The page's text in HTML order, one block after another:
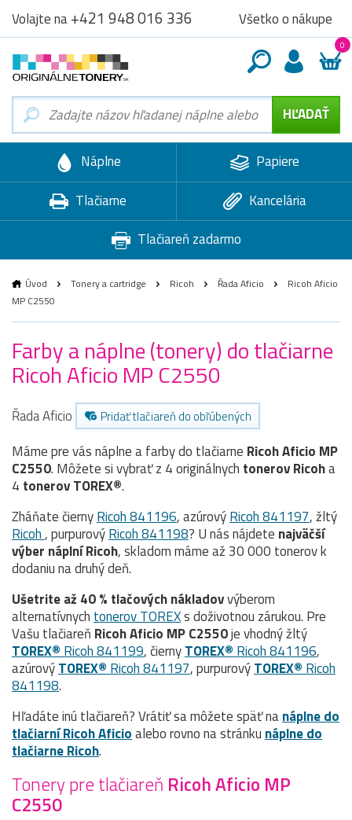
Volajte na+421 948 016 336 Všetko o nákupe
0
Náplne
Papiere
Tlačiarne
Kancelária
Tlačiareň zadarmo
Úvod Tonery a cartridge Ricoh Řada Aficio
Ricoh Aficio
MP C2550
Farby a náplne (tonery) do tlačiarne
Ricoh Aficio MP C2550
Řada Aficio Pridať tlačiareň do obľúbených
Máme pre vás náplne a farby do tlačiarne Ricoh Aficio MP
C2550. Môžete si vybrať z 4 originálnych tonerovRicoha
4 tonerov TOREX®.
Zháňate čiernyRicoh 841196, azúrovýRicoh 841197, žltý
Ricoh, purpurovýRicoh 841198? U nás nájdete najväčší
výber náplní Ricoh, skladom máme až 30 000 tonerov k
dodaniu na druhý deň.
Ušetrite až 40 % tlačových nákladovvýberom
alternatívnychtonerov TOREXs doživotnou zárukou. Pre
Vašu tlačiareň Ricoh Aficio MP C2550je vhodný žltý
TOREX®Ricoh 841199, čiernyTOREX®Ricoh 841196,
azúrovýTOREX®Ricoh 841197, purpurovýTOREX®Ricoh
841198.
Hľadáte inú tlačiareň? Vrátiť sa môžete späť nanáplne do
tlačiarní Ricoh Aficioalebo rovno na stránkunáplne do
tlačiarne Ricoh.
Tonery pre tlačiareň Ricoh Aficio MP
C2550